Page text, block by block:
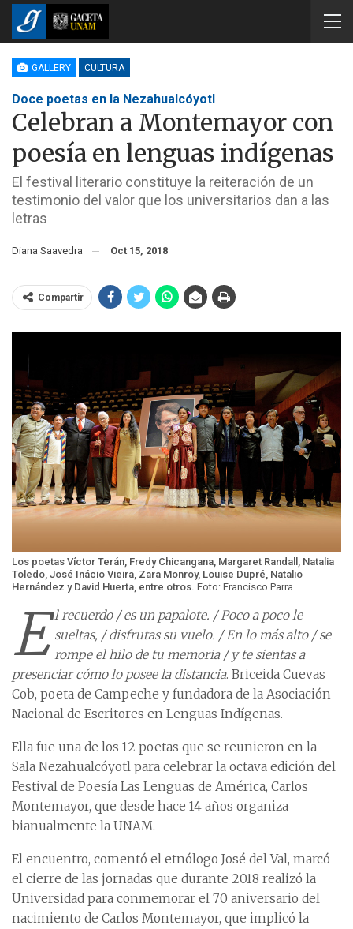
GALLERY CULTURA
Doce poetas en la Nezahualcóyotl
Celebran a Montemayor con
poesía en lenguas indígenas
El festival literario constituye la reiteración de un
testimonio del valor que los universitarios dan a las
letras
Diana Saavedra Oct 15, 2018
Compartir
Los poetas Víctor Terán, Fredy Chicangana, Margaret Randall, Natalia
Toledo, José Inácio Vieira, Zara Monroy, Louise Dupré, Natalio
Hernández y David Huerta, entre otros. Foto: Francisco Parra.
E l recuerdo / es un papalote. / Poco a poco le
sueltas, / disfrutas su vuelo. / En lo más alto / se
rompe el hilo de tu memoria / y te sientas a
presenciar cómo lo posee la distancia. Briceida Cuevas
Cob, poeta de Campeche y fundadora de la Asociación
Nacional de Escritores en Lenguas Indígenas.
Ella fue una de los 12 poetas que se reunieron en la
Sala Nezahualcóyotl para celebrar la octava edición del
Festival de Poesía Las Lenguas de América, Carlos
Montemayor, que desde hace 14 años organiza
bianualmente la UNAM.
El encuentro, comentó el etnólogo José del Val, marcó
el cierre de las jornadas que durante 2018 realizó la
Universidad para conmemorar el 70 aniversario del
nacimiento de Carlos Montemayor, que implicó la